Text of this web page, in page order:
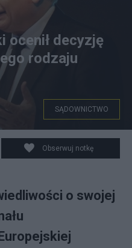
TSUE. Fot.: Flickr/Piotr
ocenił decyzję
rodzaju
SĄDOWNICTWO
Obserwuj notkę
o swojej